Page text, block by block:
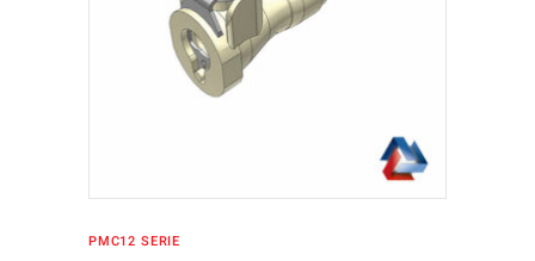
IN DEN WARENKORB
PMC12 SERIE